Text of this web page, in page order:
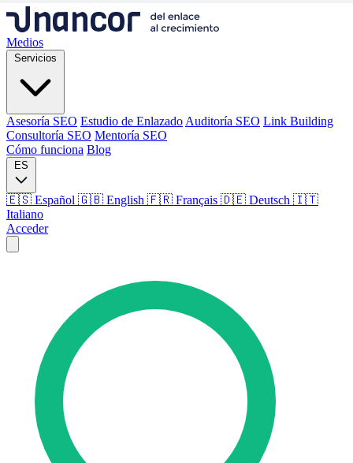
Medios
Servicios
Asesoría SEO Estudio de Enlazado Auditoría SEO Link Building
Consultoría SEO Mentoría SEO
Cómo funciona Blog
ES
🇪🇸 Español 🇬🇧 English 🇫🇷 Français 🇩🇪 Deutsch 🇮🇹
Italiano
Acceder
Asesoría SEO Estudio de Enlazado Auditoría SEO
Consultoría SEO
Cómo funciona
Idioma
🇪🇸 ES
🇬🇧 EN
Acceder